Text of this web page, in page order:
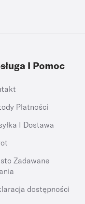
I Pomoc
Płatności
I Dostawa
Zadawane
dostępności